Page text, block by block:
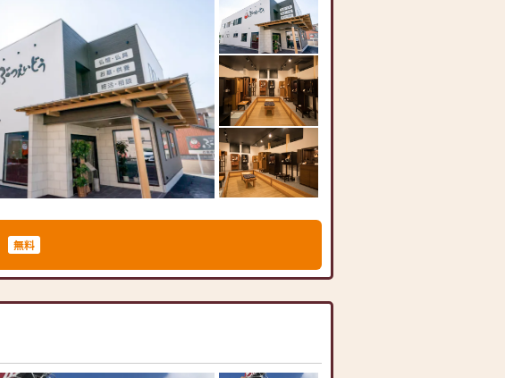
無料